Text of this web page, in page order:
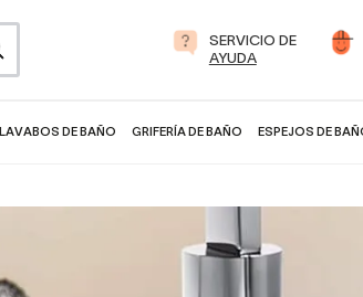
SERVICIO DE
AYUDA
LAVABOS DE BAÑO GRIFERÍA DE BAÑO ESPEJOS DE